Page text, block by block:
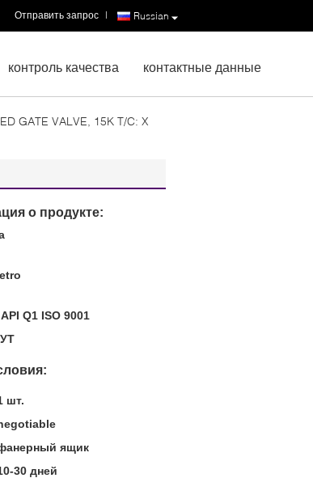
Russian
Отправить запрос |
контроль качества контактные данные
GATE VALVE, 15K T/C: X
о продукте:
Q1 ISO 9001
шт.
ящик
30 дней